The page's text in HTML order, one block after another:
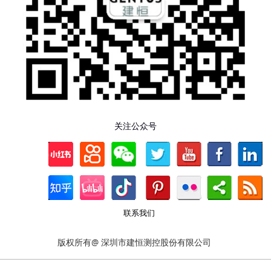
关注公众号
联系我们
版权所有@ 深圳市建恒测控股份有限公司